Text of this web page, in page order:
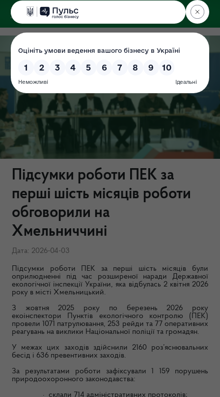
ДЕРЖЕКОІНСПЕКЦІЯ
Підсумки роботи ПЕК за
перші шість місяців роботи
обговорили на
Хмельниччині
Дата: 2026-04-03
Підсумки роботи ПЕК за перші шість місяців були
оприлюдненні під час розширеної наради Державної
екологічної інспекції України, яка відбулась 2 квітня 2026
року в місті Хмельницький.
З жовтня 2025 року по березень 2026 року
екоінспектори Пунктів екологічного контролю (ПЕК)
провели 1071 патрулювання, 253 рейди та 77 оперативних
реагувань на виклики Національної поліції та громадян.
У межах цих заходів здійснили 2160 роз’яснювальних
бесід і 636 превентивних заходів.
За результатами роботи зафіксували 1 159 порушень
природоохоронного законодавства:
· склали 714 адміністративних протоколів;